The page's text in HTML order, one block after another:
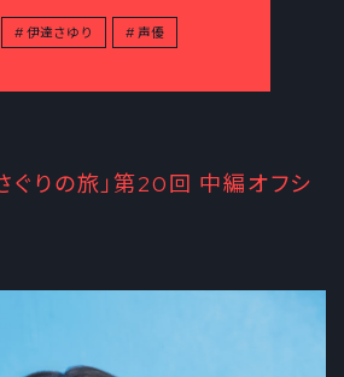
伊達さゆり 声優
ぐりの旅」第20回 中編オフシ